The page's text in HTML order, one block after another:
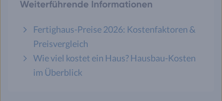
Weiterführende Informationen
Fertighaus-Preise 2026: Kostenfaktoren &
Preisvergleich
Wie viel kostet ein Haus? Hausbau-Kosten
im Überblick